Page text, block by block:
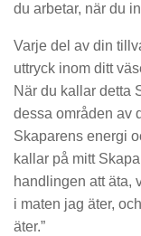
du arbetar, när du
Varje del av din
uttryck inom ditt
När du kallar detta
dessa områden av
Skaparens energi
kallar på mitt
handlingen att äta,
i maten jag äter,
äter.”